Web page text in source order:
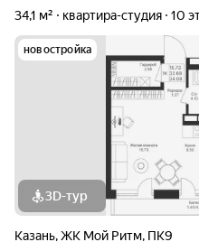
34,1 м²
квартира-студия 10
новостройка
3D-тур
Казань,ЖК Мой Ритм, ПК9